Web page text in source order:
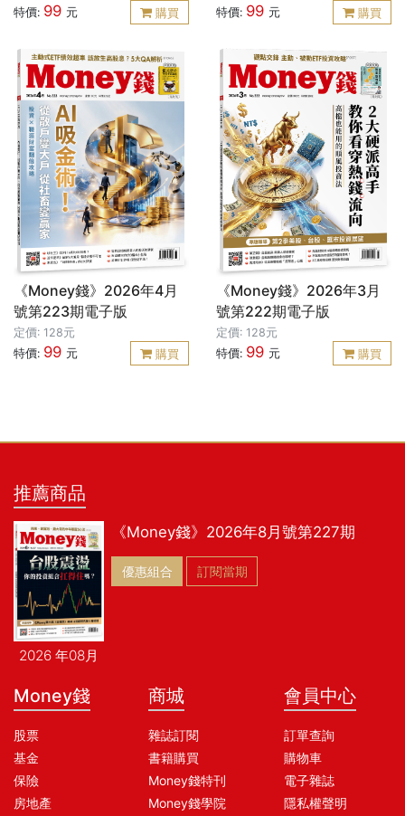
特價: 99 元 購買
特價: 99 元 購買
《Money錢》2026年4月
號第223期電子版
定價: 128元
特價: 99 元 購買
《Money錢》2026年3月
號第222期電子版
定價: 128元
特價: 99 元 購買
推薦商品
2026 年08月
《Money錢》2026年8月號第227期
優惠組合 訂閱當期
Money錢
股票
基金
保險
房地產
商城
雜誌訂閱
書籍購買
Money錢特刊
Money錢學院
會員中心
訂單查詢
購物車
電子雜誌
隱私權聲明